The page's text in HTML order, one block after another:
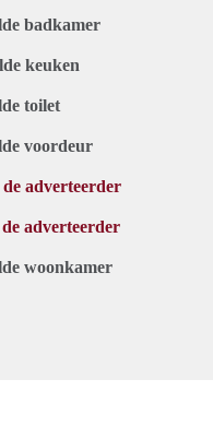
badkamer
keuken
toilet
voordeur
adverteerder
adverteerder
woonkamer